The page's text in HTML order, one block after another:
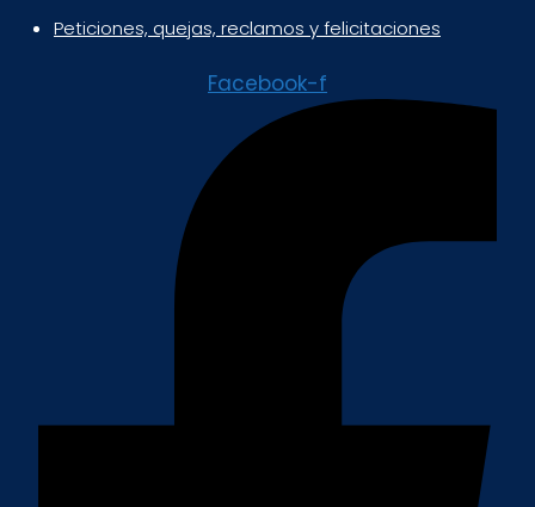
Peticiones, quejas, reclamos y felicitaciones
Facebook-f